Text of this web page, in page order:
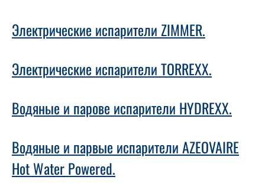
Электрические испарители ZIMMER.
Электрические испарители TORREXX.
Водяные и парове испарители HYDREXX.
Водяные и парвые испарители AZEOVAIRE
Hot Water Powered.